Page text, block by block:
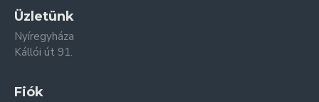
Üzletünk
Nyíregyháza
Kállói út 91.
Fiók